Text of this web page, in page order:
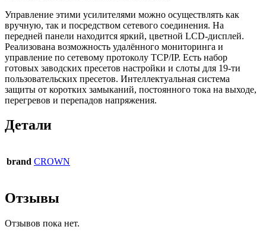
Управление этими усилителями можно осуществлять как
вручную, так и посредством сетевого соединения. На
передней панели находится яркий, цветной LCD-дисплей.
Реализована возможность удалённого мониторинга и
управление по сетевому протоколу TCP/IP. Есть набор
готовых заводских пресетов настройки и слоты для 19-ти
пользовательских пресетов. Интеллектуальная система
защиты от коротких замыканий, постоянного тока на выходе,
перегревов и перепадов напряжения.
Детали
brand CROWN
Отзывы
Отзывов пока нет.